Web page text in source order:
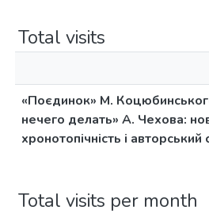
Total visits
«Поєдинок» М.
нечего делать» А. Чехова:
хронотопічність i авторський
Total visits per month